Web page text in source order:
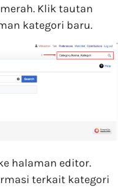
Klik tautan
kategori baru.
halaman editor.
terkait kategori